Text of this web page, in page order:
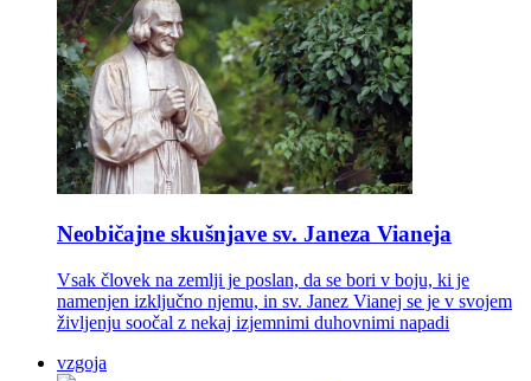
Neobičajne skušnjave sv. Janeza Vianeja
Vsak človek na zemlji je poslan, da se bori v boju, ki je
namenjen izključno njemu, in sv. Janez Vianej se je v svojem
življenju soočal z nekaj izjemnimi duhovnimi napadi
vzgoja